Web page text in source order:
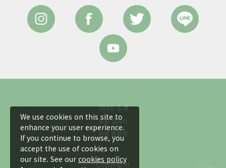
사이트 소개
포토 갤러리
관광 팜플렛
Copyright
We use cookies on this site to
enhance your user experience.
If you continue to browse, you
accept the use of cookies on
our site. See our cookies policy